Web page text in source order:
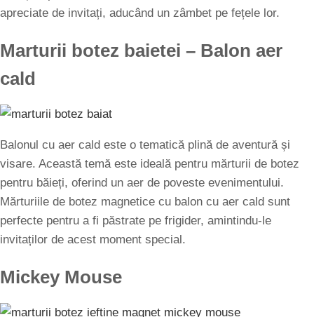
apreciate de invitați, aducând un zâmbet pe fețele lor.
Marturii botez baietei – Balon aer
cald
Balonul cu aer cald este o tematică plină de aventură și
visare. Această temă este ideală pentru mărturii de botez
pentru băieți, oferind un aer de poveste evenimentului.
Mărturiile de botez magnetice cu balon cu aer cald sunt
perfecte pentru a fi păstrate pe frigider, amintindu-le
invitaților de acest moment special.
Mickey Mouse